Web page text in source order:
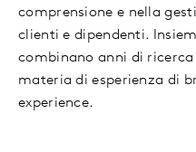
comprensione e nella
clienti e dipendenti.
combinano anni di
materia di esperienza di
experience.